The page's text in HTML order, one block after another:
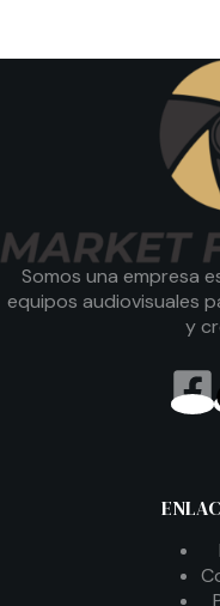
Somos una empresa
equipos audiovisuales
y